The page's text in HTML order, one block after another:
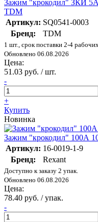
Зажим "крокодил" ЗКИ
TDM
Артикул: SQ0541-0003
Бренд:
TDM
1 шт., срок поставки 2-4
Обновлено 06.08.2026
Цена:
51.03 руб. / шт.
-
+
Купить
Новинка
Зажим "крокодил" 100А
Артикул: 16-0019-1-9
Бренд:
Rexant
Доступно к заказу 2 упак.
Обновлено 06.08.2026
Цена:
78.40 руб. / упак.
-